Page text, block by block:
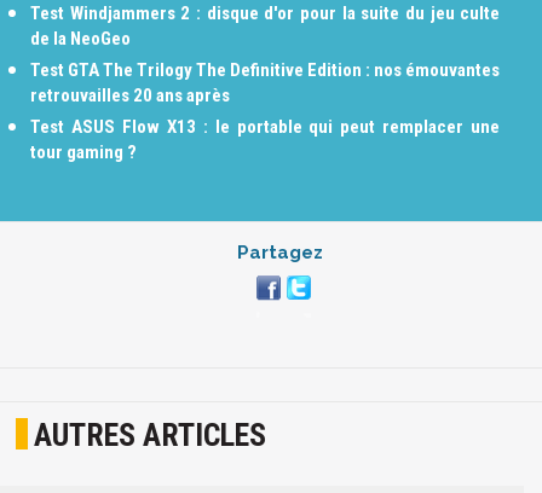
Test Windjammers 2 : disque d'or pour la suite du jeu culte
de la NeoGeo
Test GTA The Trilogy The Definitive Edition : nos émouvantes
retrouvailles 20 ans après
Test ASUS Flow X13 : le portable qui peut remplacer une
tour gaming ?
Partagez
AUTRES ARTICLES